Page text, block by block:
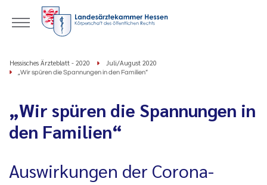
Hessisches Ärzteblatt - 2020 Juli/August 2020
„Wir spüren die Spannungen in den Familien“
„Wir spüren die Spannungen in
den Familien“
Auswirkungen der Corona-